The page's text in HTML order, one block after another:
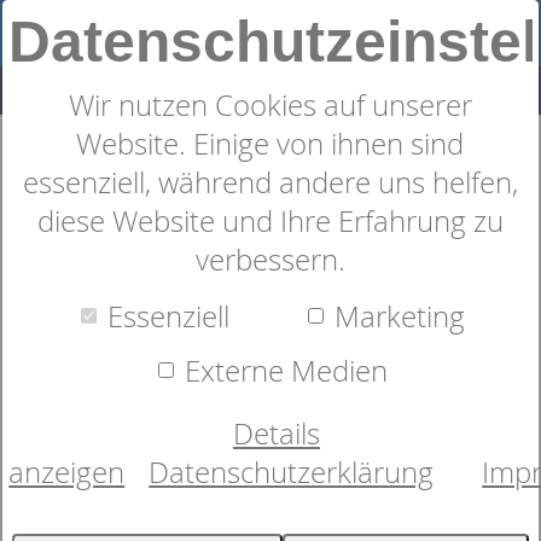
Wir nutzen Cookies auf unserer
Website. Einige von ihnen sind
essenziell, während andere uns helfen,
diese Website und Ihre Erfahrung zu
verbessern.
Essenziell
Marketing
Externe Medien
Details
anzeigen
Datenschutzerklärung
Sympathica Vision N